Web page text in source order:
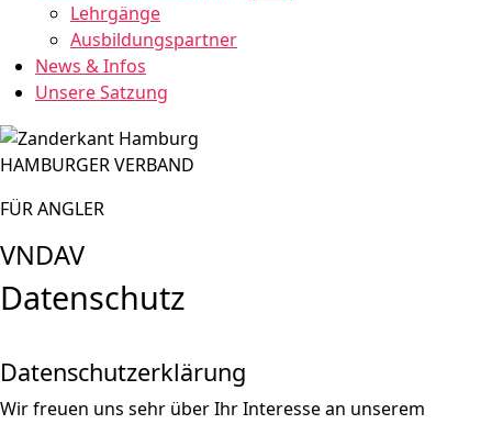
Lehrgänge
Ausbildungspartner
News & Infos
Unsere Satzung
HAMBURGER VERBAND
FÜR ANGLER
VNDAV
Datenschutz
Datenschutzerklärung
Wir freuen uns sehr über Ihr Interesse an unserem